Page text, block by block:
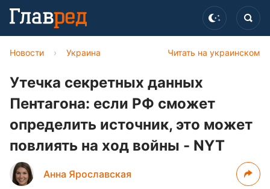
Читать на украинском
Новости › Украина
Утечка секретных данных
Пентагона: если РФ сможет
определить источник, это может
повлиять на ход войны - NYT
Анна Ярославская